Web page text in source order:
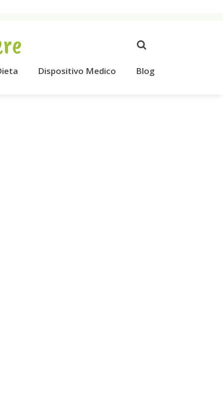
Dispositivo Medico Blog